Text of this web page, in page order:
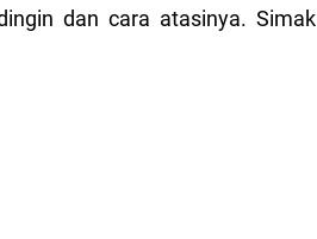
dan cara atasinya. Simak